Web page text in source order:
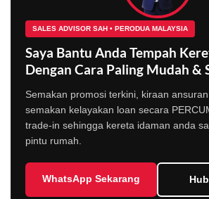
SALES ADVISOR SAH • PERODUA MALAYSIA
Saya Bantu Anda Tempah
Dengan Cara Paling Mudah &
Semakan promosi terkini, kiraan ansuran
semakan kelayakan loan secara
trade-in sehingga kereta idaman anda
pintu rumah.
WhatsApp Sekarang